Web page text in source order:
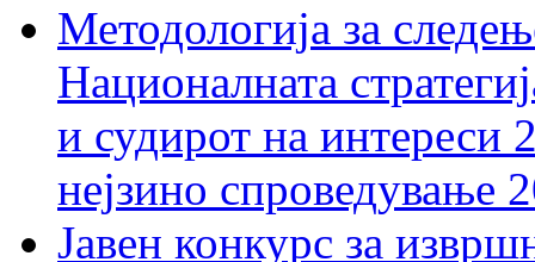
Методологија за
Националната
и судирот на интереси
нејзино спроведување
Јавен конкурс за